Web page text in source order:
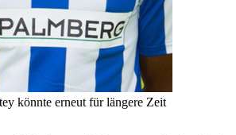
könnte erneut für längere Zeit